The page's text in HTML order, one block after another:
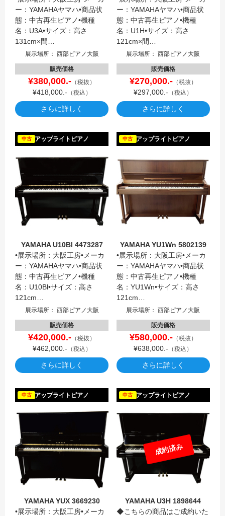
ー：YAMAHAヤマハ•商品状
態：中古再生ピアノ•機種
名：U3A•サイズ：高さ
131cm×間…
展示場所： 西部ピアノ大阪
販売価格
¥380,000.- （税抜）
¥418,000.- （税込）
さらに詳しく
ー：YAMAHAヤマハ•商品状
態：中古再生ピアノ•機種
名：U1H•サイズ：高さ
121cm×間…
展示場所： 西部ピアノ大阪
販売価格
¥270,000.-（税抜）
¥297,000.- （税込）
さらに詳しく
アップライトピアノ
中古
YAMAHA U10Bl 4473287
•展示場所：大阪工房•メーカ
ー：YAMAHAヤマハ•商品状
態：中古再生ピアノ•機種
名：U10Bl•サイズ：高さ
121cm…
展示場所： 西部ピアノ大阪
販売価格
¥420,000.- （税抜）
¥462,000.- （税込）
さらに詳しく
アップライトピアノ
中古
YAMAHA YU1Wn 5802139
•展示場所：大阪工房•メーカ
ー：YAMAHAヤマハ•商品状
態：中古再生ピアノ•機種
名：YU1Wn•サイズ：高さ
121cm…
展示場所： 西部ピアノ大阪
販売価格
¥580,000.-（税抜）
¥638,000.- （税込）
さらに詳しく
アップライトピアノ
中古
YAMAHA YUX 3669230
•展示場所：大阪工房•メーカ
アップライトピアノ
中古
成約済み
YAMAHA U3H 1898644
◆こちらの商品はご成約いた